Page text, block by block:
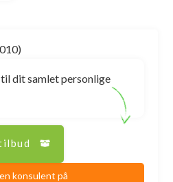
dit samlet personlige
konsulent på